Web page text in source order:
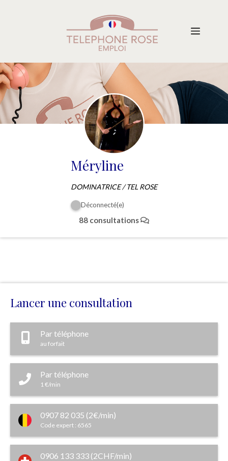
Menu
Méryline
DOMINATRICE / TEL ROSE
Déconnecté(e)
88 consultations
Lancer une consultation
Par téléphone
au forfait
Par téléphone
1 €/min
0907 82 035 (2€/min)
Code expert : 6565
0906 133 333 (2CHF/min)